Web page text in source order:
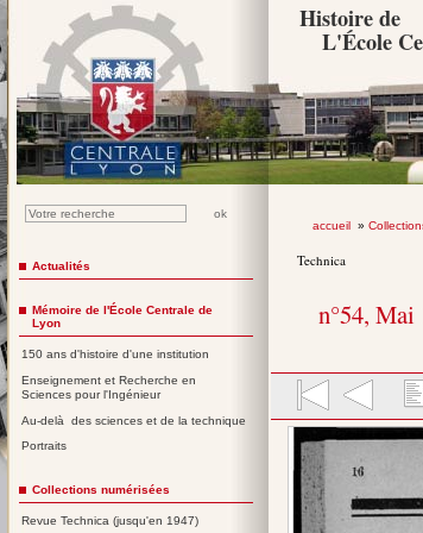
Histoire de
L'École
accueil»
Technica
n°54, Mai
Actualités
Mémoire de l'École Centrale de
Lyon
150 ans d'histoire d'une institution
Enseignement et Recherche en
Sciences pour l'Ingénieur
Au-delà des sciences et de la technique
Portraits
Collections numérisées
Revue Technica (jusqu'en 1947)